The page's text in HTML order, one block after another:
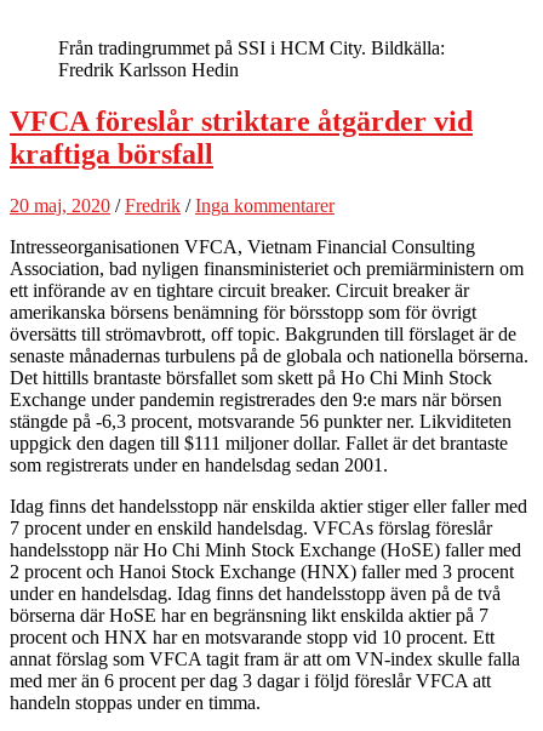
Från tradingrummet på SSI i HCM City. Bildkälla:
Fredrik Karlsson Hedin
VFCA föreslår striktare åtgärder vid
kraftiga börsfall
20 maj, 2020 /Fredrik /Inga kommentarer
Intresseorganisationen VFCA, Vietnam Financial Consulting
Association, bad nyligen finansministeriet och premiärministern om
ett införande av en tightare circuit breaker. Circuit breaker är
amerikanska börsens benämning för börsstopp som för övrigt
översätts till strömavbrott, off topic. Bakgrunden till förslaget är de
senaste månadernas turbulens på de globala och nationella börserna.
Det hittills brantaste börsfallet som skett på Ho Chi Minh Stock
Exchange under pandemin registrerades den 9:e mars när börsen
stängde på -6,3 procent, motsvarande 56 punkter ner. Likviditeten
uppgick den dagen till $111 miljoner dollar. Fallet är det brantaste
som registrerats under en handelsdag sedan 2001.
Idag finns det handelsstopp när enskilda aktier stiger eller faller med
7 procent under en enskild handelsdag. VFCAs förslag föreslår
handelsstopp när Ho Chi Minh Stock Exchange (HoSE) faller med
2 procent och Hanoi Stock Exchange (HNX) faller med 3 procent
under en handelsdag. Idag finns det handelsstopp även på de två
börserna där HoSE har en begränsning likt enskilda aktier på 7
procent och HNX har en motsvarande stopp vid 10 procent. Ett
annat förslag som VFCA tagit fram är att om VN-index skulle falla
med mer än 6 procent per dag 3 dagar i följd föreslår VFCA att
handeln stoppas under en timma.